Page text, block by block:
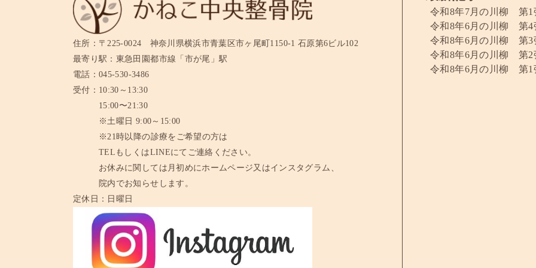
住所： 〒225-0024 神奈川県横浜市青葉区市ヶ尾町1150-1 石原第6ビル102
最寄り駅： 東急田園都市線「市が尾」駅
電話：045-530-3486
受付： 10:30～13:30
15:00〜21:30
※土曜日 9:00～15:00
※21時以降の診療をご希望の方は
TELもしくはLINEにてご連絡ください。
お休みに関しては月初めにホームページ又はインスタグラム、
院内でお知らせします。
定休日： 日曜日
令和8年7月の川柳 第1
令和8年6月の川柳 第4
令和8年6月の川柳 第3
令和8年6月の川柳 第2
令和8年6月の川柳 第1